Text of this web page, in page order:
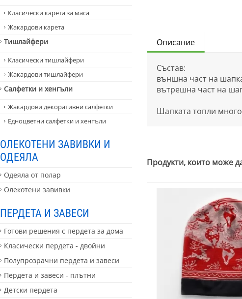
Класически карета за маса
Жакардови карета
Тишлайфери
Класически тишлайфери
Жакардови тишлайфери
Салфетки и хенгъли
Жакардови декоративни салфетки
Едноцветни салфетки и хенгъли
ОЛЕКОТЕНИ ЗАВИВКИ И
ОДЕЯЛА
Одеяла от полар
Олекотени завивки
ПЕРДЕТА И ЗАВЕСИ
Готови решения с пердета за дома
Класически пердета - двойни
Полупрозрачни пердета и завеси
Пердета и завеси - плътни
Детски пердета
Описание
Състав:
външна част на
вътрешна част на
Шапката топли
Продукти, които може